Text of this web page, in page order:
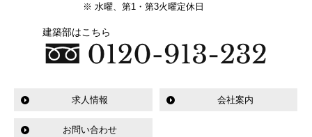
※ 水曜、第1・第3火曜定休日
建築部はこちら
求人情報 会社案内
お問い合わせ